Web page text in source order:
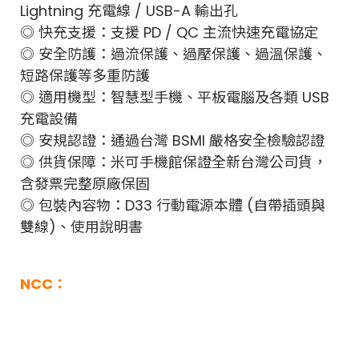
Lightning 充電線 / USB-A 輸出孔
◎ 快充支援：支援 PD / QC 主流快速充電協定
◎ 安全防護：過流保護、過壓保護、過溫保護、
短路保護等多重防護
◎ 適用機型：智慧型手機、平板電腦及各類 USB
充電設備
◎ 安規認證：通過台灣 BSMI 嚴格安全檢驗認證
◎ 供貨保障：米可手機館保證全新台灣公司貨，
含發票完整原廠保固
◎ 包裝內容物：D33 行動電源本體 (自帶插頭與
雙線)、使用說明書
NCC：